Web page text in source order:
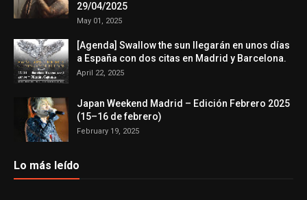
29/04/2025
May 01, 2025
[Agenda] Swallow the sun llegarán en unos días
a España con dos citas en Madrid y Barcelona.
April 22, 2025
Japan Weekend Madrid – Edición Febrero 2025
(15–16 de febrero)
February 19, 2025
Lo más leído